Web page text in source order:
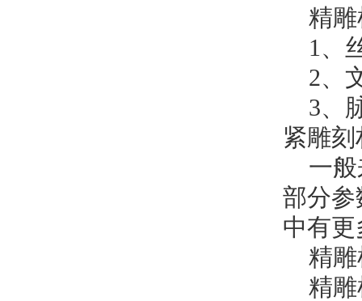
精
1、
2、
3、
紧雕
一
部分参
中有
精
精